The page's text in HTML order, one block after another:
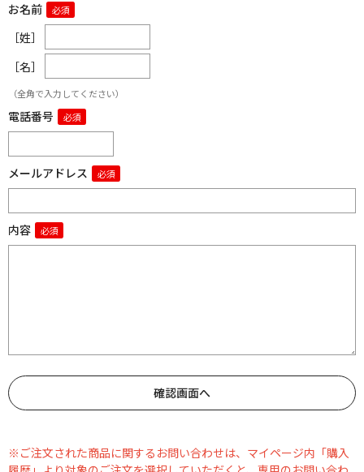
お名前
［姓］
［名］
（全角で入力してください）
電話番号
メールアドレス
内容
※ご注文された商品に関するお問い合わせは、マイページ内「購入